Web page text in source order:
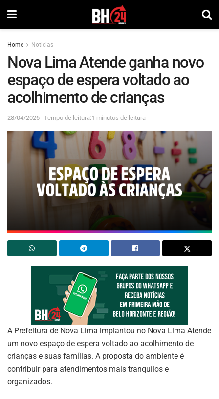
Home Noticias
Nova Lima Atende ganha novo
espaço de espera voltado ao
acolhimento de crianças
28/04/2026 Tempo de leitura:1 minutos de leitura
A Prefeitura de Nova Lima implantou no Nova Lima Atende
um novo espaço de espera voltado ao acolhimento de
crianças e suas famílias. A proposta do ambiente é
contribuir para atendimentos mais tranquilos e
organizados.